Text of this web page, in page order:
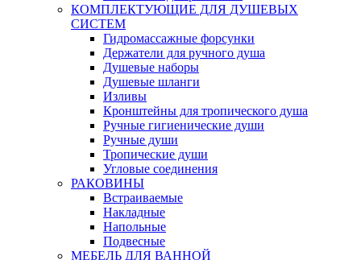
КОМПЛЕКТУЮЩИЕ ДЛЯ ДУШЕВЫХ
СИСТЕМ
Гидромассажные форсунки
Держатели для ручного душа
Душевые наборы
Душевые шланги
Изливы
Кронштейны для тропического душа
Ручные гигиенические души
Ручные души
Тропические души
Угловые соединения
РАКОВИНЫ
Встраиваемые
Накладные
Напольные
Подвесные
МЕБЕЛЬ ДЛЯ ВАННОЙ